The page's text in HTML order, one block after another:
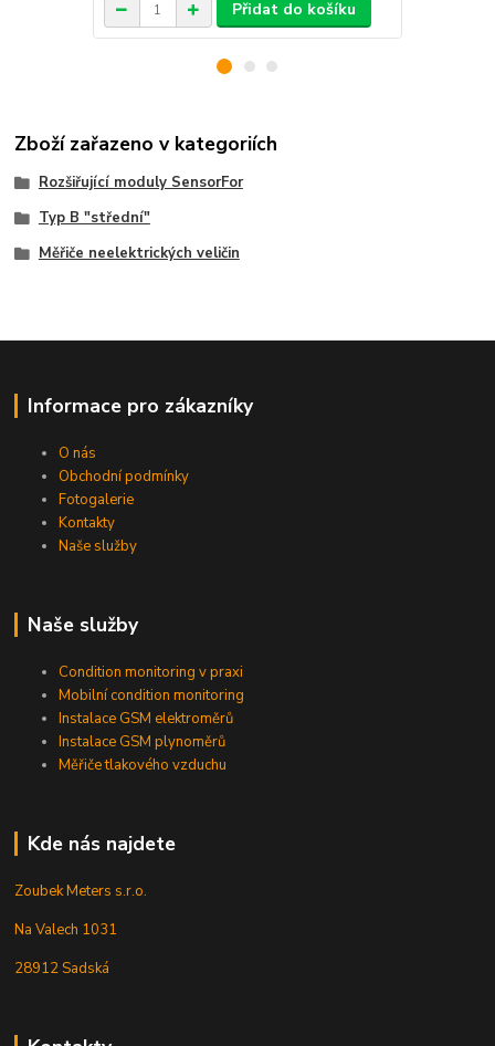
Přidat do košíku
Zboží zařazeno v kategoriích
Rozšiřující moduly SensorFor
Typ B "střední"
Měřiče neelektrických veličin
Informace pro zákazníky
O nás
Obchodní podmínky
Fotogalerie
Kontakty
Naše služby
Naše služby
Condition monitoring v praxi
Mobilní condition monitoring
Instalace GSM elektroměrů
Instalace GSM plynoměrů
Měřiče tlakového vzduchu
Kde nás najdete
Zoubek Meters s.r.o.
Na Valech 1031
28912 Sadská